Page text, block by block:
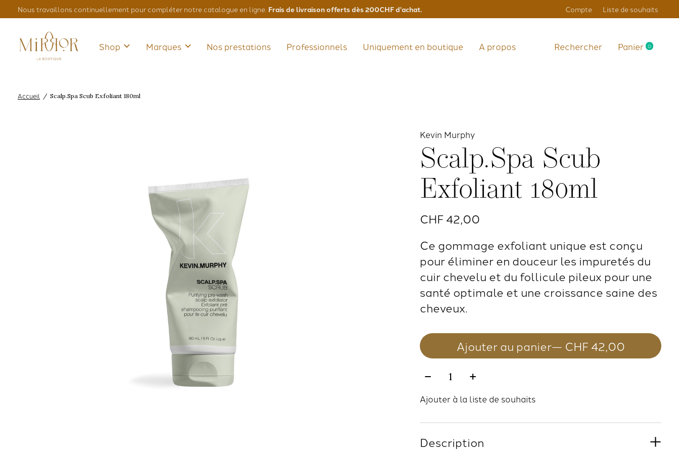
Nous travaillons continuellement pour compléter notre catalogue en ligne. Frais de livraison offerts dès 200CHF d'achat. Compte Liste de souhaits
Shop Marques Nos prestations Professionnels Uniquement en boutique A propos Rechercher Panier 0items
Accueil / Scalp.Spa Scub Exfoliant 180ml
Kevin Murphy
Scalp.Spa Scub
Exfoliant 180ml
CHF 42,00
Ce gommage exfoliant unique est conçu
pour éliminer en douceur les impuretés du
cuir chevelu et du follicule pileux pour une
santé optimale et une croissance saine des
cheveux.
Ajouter au panier — CHF 42,00
Quantité:
Ajouter à la liste de souhaits
Description